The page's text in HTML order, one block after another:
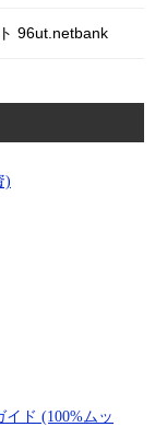
96ut.netbank
)
イド (100%ムッ